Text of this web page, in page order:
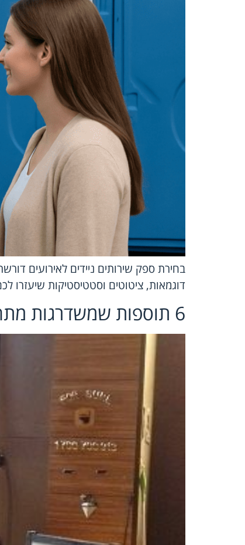
בחירת ספק שירותים ניידים לאירועים
דוגמאות, ציטוטים וסטטיסטיקות שיעזרו
6 תוספות שמשדרגות מתחם שירותים באירוע